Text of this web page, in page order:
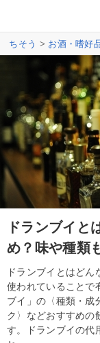
ちそう > お酒・嗜好
ドランブイと
め？味や種類
ドランブイとはど
使われていることで
ブイ」の〈種類・成
ク〉などおすすめの
す。ドランブイの代